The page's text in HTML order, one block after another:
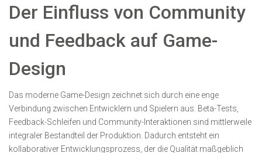
Der Einfluss von Community
und Feedback auf Game-
Design
Das moderne Game-Design zeichnet sich durch eine enge
Verbindung zwischen Entwicklern und Spielern aus. Beta-Tests,
Feedback-Schleifen und Community-Interaktionen sind mittlerweile
integraler Bestandteil der Produktion. Dadurch entsteht ein
kollaborativer Entwicklungsprozess, der die Qualität maßgeblich